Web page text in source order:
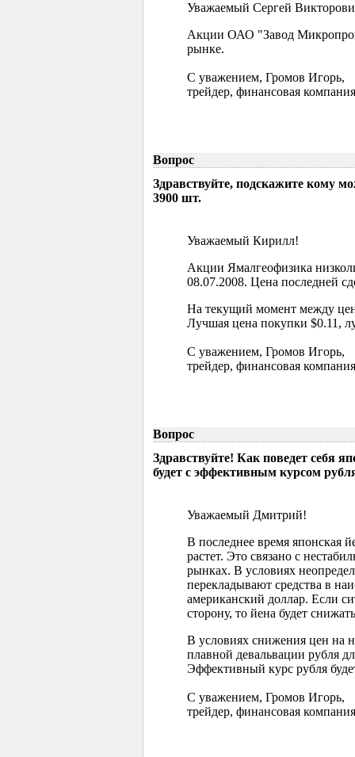
Уважаемый Сергей
Акции ОАО "Завод
рынке.
С уважением, Громов Игорь,
трейдер, финансовая
Вопрос
Здравствуйте, подскажите кому
3900 шт.
Уважаемый Кирилл!
Акции Ямалгеофизика
08.07.2008. Цена последней
На текущий момент между
Лучшая цена покупки $0.11,
С уважением, Громов Игорь,
трейдер, финансовая
Вопрос
Здравствуйте! Как поведет себя
будет с эффективным курсом
Уважаемый Дмитрий!
В последнее время
растет. Это связано с
рынках. В условиях
перекладывают средства в
американский доллар. Если
сторону, то йена будет
В условиях снижения цен на
плавной девальвации рубля
Эффективный курс рубля
С уважением, Громов Игорь,
трейдер, финансовая